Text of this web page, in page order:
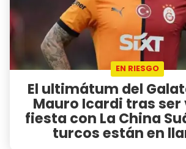
EN RIESGO
El ultimátum del
Mauro Icardi tras ser
fiesta con La China
turcos están en